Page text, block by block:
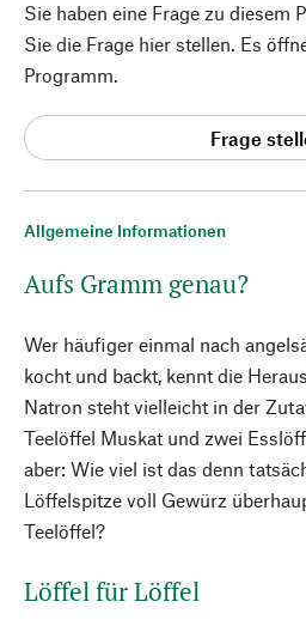
Allgemeine Informationen
Aufs Gramm genau?
Wer häufiger einmal nach
kocht und backt, kennt die
Natron steht vielleicht in der
Teelöffel Muskat und zwei
aber: Wie viel ist das denn
Löffelspitze voll Gewürz
Teelöffel?
Löffel für Löffel
Sie haben eine Frage zu diesem
Sie die Frage hier stellen. Es
Programm.
Frage